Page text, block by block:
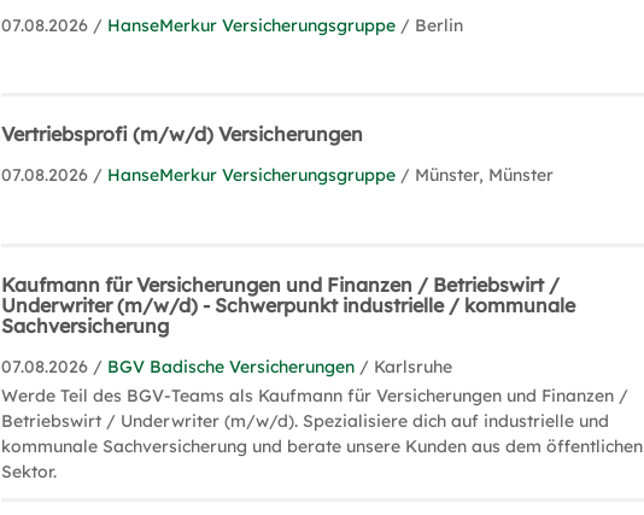
07.08.2026 / HanseMerkur Versicherungsgruppe / Berlin
Vertriebsprofi (m/w/d) Versicherungen
07.08.2026 / HanseMerkur Versicherungsgruppe / Münster, Münster
Kaufmann für Versicherungen und Finanzen / Betriebswirt /
Underwriter (m/w/d) - Schwerpunkt industrielle / kommunale
Sachversicherung
07.08.2026 / BGV Badische Versicherungen / Karlsruhe
Werde Teil des BGV-Teams als Kaufmann für Versicherungen und Finanzen /
Betriebswirt / Underwriter (m/w/d). Spezialisiere dich auf industrielle und
kommunale Sachversicherung und berate unsere Kunden aus dem öffentlichen
Sektor.